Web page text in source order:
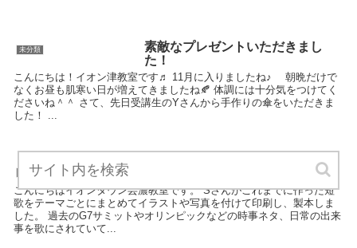
未分類
素敵なプレゼントいただきまし
た！
こんにちは！イオン津教室です♬ 11月に入りましたね♪ 朝晩だけで
なくお昼も肌寒い日が増えてきましたね🍂 体調には十分気をつけてく
ださいね＾＾ さて、先日受講生のYさんから手作りの傘をいただきま
した！ ...
未分類
こんにちはイオンタウン芸濃教室です。 Sさんがこれまでに作った短
歌をテーマごとにまとめてイラストや写真を付けて印刷し、製本しま
した。 過去のG7サミットやオリンピックなどの時事ネタ、日常の出来
事を歌にされていて...